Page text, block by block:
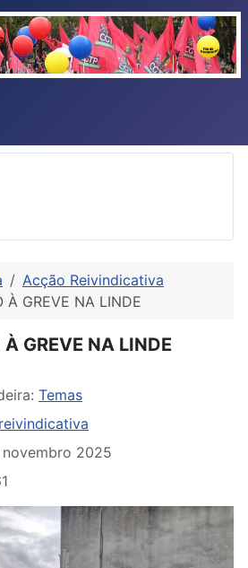
Acção Reivindicativa
À GREVE NA LINDE
GREVE NA LINDE
Temas
2025